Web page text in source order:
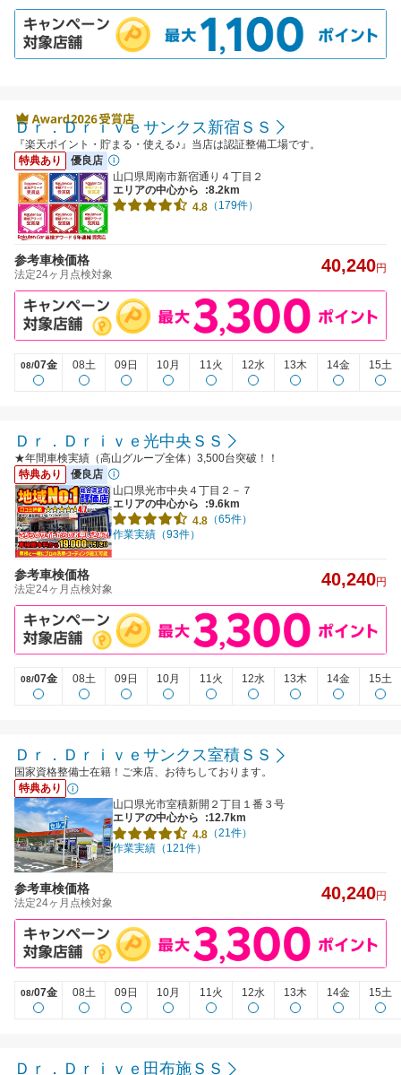
Ｄｒ．Ｄｒｉｖｅサンクス新宿ＳＳ
『楽天ポイント・貯まる・使える♪』当店は認証整備工場です。
特典あり
優良店
山口県周南市新宿通り４丁目２
エリアの中心から
:8.2km
4.8 （179件）
参考車検価格
法定24ヶ月点検対象 40,240円
08/07金 08土 09日 10月 11火 12水 13木 14金 15土
Ｄｒ．Ｄｒｉｖｅ光中央ＳＳ
★年間車検実績（高山グループ全体）3,500台突破！！
特典あり
優良店
山口県光市中央４丁目２－７
エリアの中心から
:9.6km
4.8 （65件）
作業実績（93件）
参考車検価格
法定24ヶ月点検対象 40,240円
08/07金 08土 09日 10月 11火 12水 13木 14金 15土
Ｄｒ．Ｄｒｉｖｅサンクス室積ＳＳ
国家資格整備士在籍！ご来店、お待ちしております。
特典あり
山口県光市室積新開２丁目１番３号
エリアの中心から
:12.7km
4.8 （21件）
作業実績（121件）
参考車検価格
法定24ヶ月点検対象 40,240円
08/07金 08土 09日 10月 11火 12水 13木 14金 15土
Ｄｒ．Ｄｒｉｖｅ田布施ＳＳ